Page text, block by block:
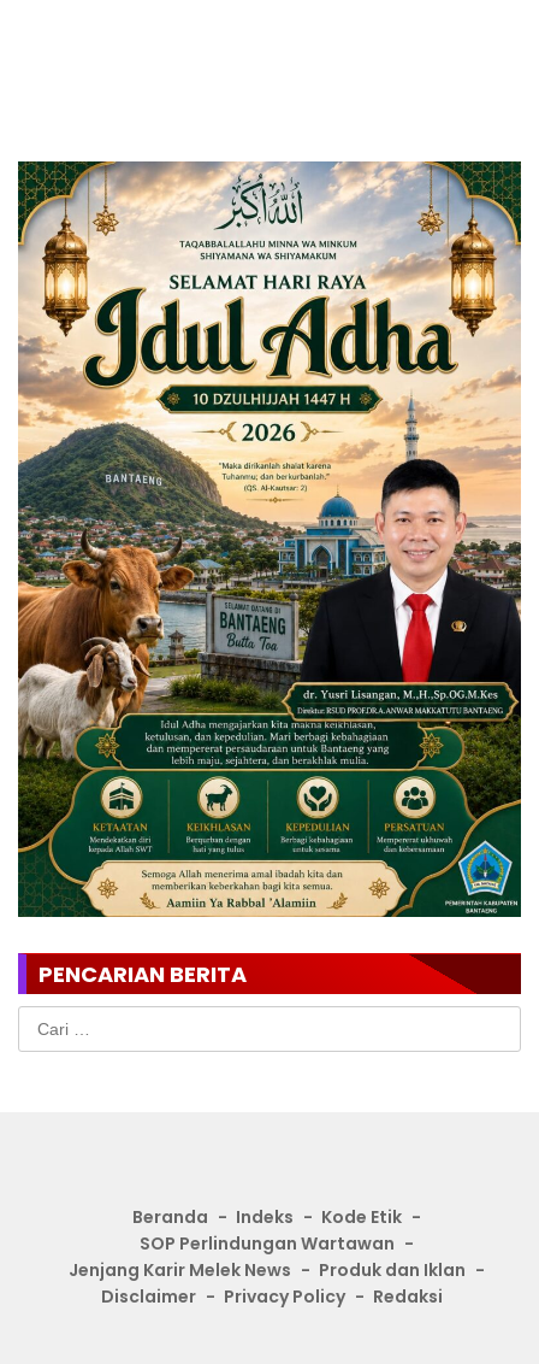
PENCARIAN BERITA
Cari
untuk:
Beranda Indeks
Kode Etik
SOP Perlindungan Wartawan
Jenjang Karir Melek News
Produk dan Iklan
Disclaimer
Privacy Policy Redaksi